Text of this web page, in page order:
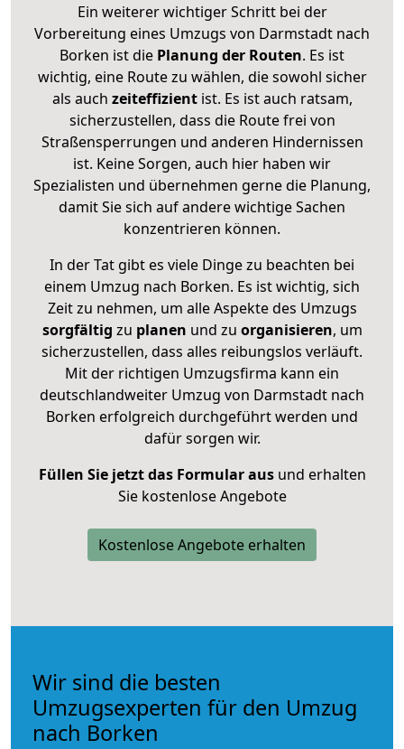
Ein weiterer wichtiger Schritt bei der
Vorbereitung eines Umzugs von Darmstadt nach
Borken ist die Planung der Routen. Es ist
wichtig, eine Route zu wählen, die sowohl sicher
als auch zeiteffizientist. Es ist auch ratsam,
sicherzustellen, dass die Route frei von
Straßensperrungen und anderen Hindernissen
ist. Keine Sorgen, auch hier haben wir
Spezialisten und übernehmen gerne die Planung,
damit Sie sich auf andere wichtige Sachen
konzentrieren können.
In der Tat gibt es viele Dinge zu beachten bei
einem Umzug nach Borken. Es ist wichtig, sich
Zeit zu nehmen, um alle Aspekte des Umzugs
sorgfältig zu planen und zu organisieren, um
sicherzustellen, dass alles reibungslos verläuft.
Mit der richtigen Umzugsfirma kann ein
deutschlandweiter Umzug von Darmstadt nach
Borken erfolgreich durchgeführt werden und
dafür sorgen wir.
Füllen Sie jetzt das Formular ausund erhalten
Sie kostenlose Angebote
Kostenlose Angebote erhalten
Wir sind die besten
Umzugsexperten für den Umzug
nach Borken